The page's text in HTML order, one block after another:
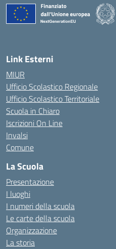
Link Esterni
MIUR
Ufficio Scolastico Regionale
Ufficio Scolastico Territoriale
Scuola in Chiaro
Iscrizioni On Line
Invalsi
Comune
La Scuola
Presentazione
I luoghi
I numeri della scuola
Le carte della scuola
Organizzazione
La storia